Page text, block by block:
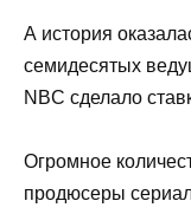
А история
семидесятых
NBC сделало
Огромное
продюсеры